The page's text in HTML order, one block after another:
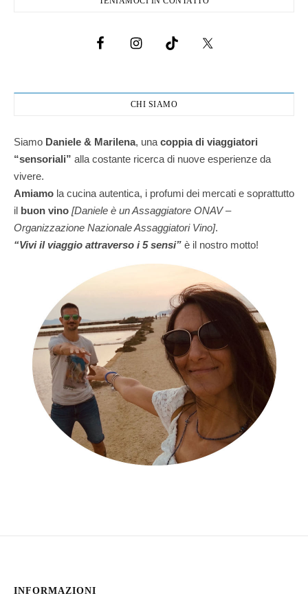
CHI SIAMO
Siamo Daniele & Marilena, una coppia di viaggiatori
“sensoriali” alla costante ricerca di nuove esperienze da
vivere.
Amiamo la cucina autentica, i profumi dei mercati e soprattutto
il buon vino [Daniele è un Assaggiatore ONAV –
Organizzazione Nazionale Assaggiatori Vino].
“Vivi il viaggio attraverso i 5 sensi” è il nostro motto!
INFORMAZIONI